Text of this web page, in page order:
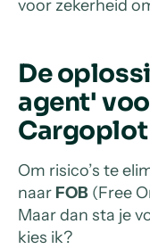
voor zekerheid
De
agent'
Cargoplot
Om risico’s te
naar FOB (Free
Maar dan sta je
kies ik?